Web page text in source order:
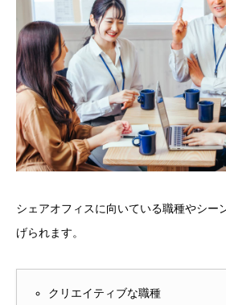
シェアオフィスに向いている職種やシー
げられます。
クリエイティブな職種